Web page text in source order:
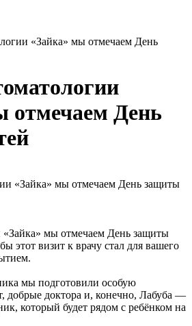
«Зайка» мы отмечаем День
отмечаем День
«Зайка» мы отмечаем День защиты
этот визит к врачу стал для вашего
мы подготовили особую
добрые доктора и, конечно, Лабуба —
который будет рядом с ребёнком на